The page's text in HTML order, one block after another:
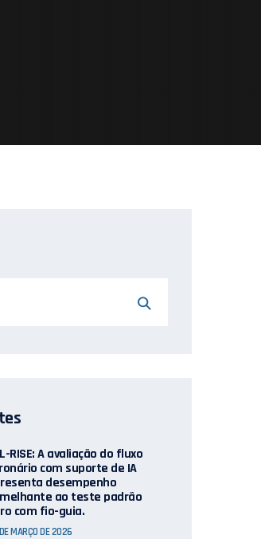
RISE: A avaliação do fluxo
com suporte de IA
desempenho
ao teste padrão
com fio-guia.
MARÇO DE 2026